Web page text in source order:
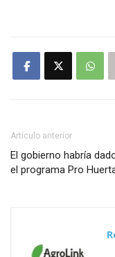
Artículo anterior
El gobierno habría
el programa Pro